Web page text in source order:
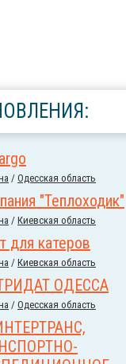
/ Одесская область
"Теплоходик"
/ Киевская область
для катеров
/ Киевская область
ОДЕССА
/ Одесская область